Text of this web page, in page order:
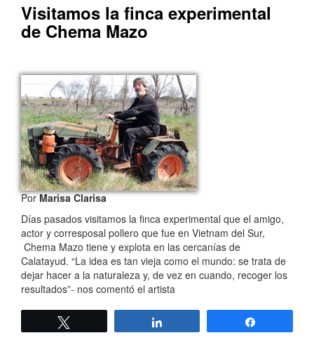
Visitamos la finca experimental
de Chema Mazo
PorMarisa Clarisa
Días pasados visitamos la finca experimental que el amigo,
actor y corresposal pollero que fue en Vietnam del Sur,
Chema Mazo tiene y explota en las cercanías de
Calatayud. “La idea es tan vieja como el mundo: se trata de
dejar hacer a la naturaleza y, de vez en cuando, recoger los
resultados”- nos comentó el artista